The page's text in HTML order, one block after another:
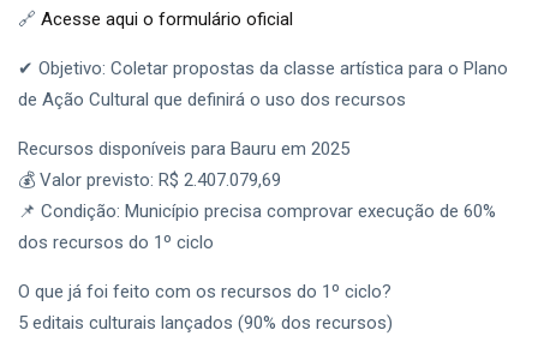
🔗 Acesse aqui o formulário oficial
✔ Objetivo: Coletar propostas da classe artística para o Plano
de Ação Cultural que definirá o uso dos recursos
Recursos disponíveis para Bauru em 2025
💰 Valor previsto: R$ 2.407.079,69
📌 Condição: Município precisa comprovar execução de 60%
dos recursos do 1º ciclo
O que já foi feito com os recursos do 1º ciclo?
5 editais culturais lançados (90% dos recursos)